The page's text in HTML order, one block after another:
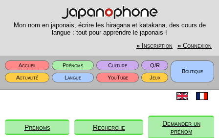
Mon nom en japonais, écrire les hiragana et katakana, des cours de
langue : tout pour apprendre le japonais !
» Inscription » Connexion
Accueil Prénoms Culture
Q/R
Boutique
Actualité
Langue YouTube Jeux
Prénoms Recherche
Demander un
prénom